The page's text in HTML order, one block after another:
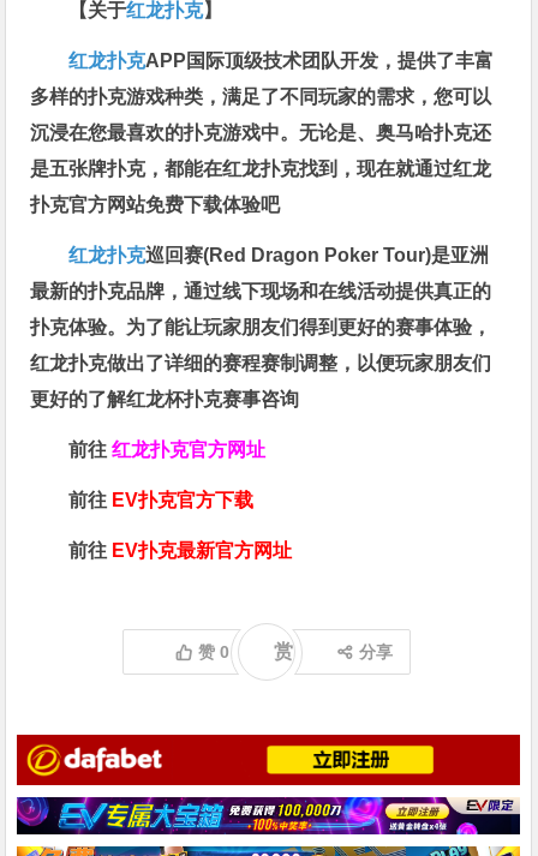
【关于红龙扑克】
红龙扑克APP国际顶级技术团队开发，提供了丰富
多样的扑克游戏种类，满足了不同玩家的需求，您可以
沉浸在您最喜欢的扑克游戏中。无论是、奥马哈扑克还
是五张牌扑克，都能在红龙扑克找到，现在就通过红龙
扑克官方网站免费下载体验吧
红龙扑克巡回赛​(Red Dragon Poker Tour)是亚洲
最新的扑克品牌，通过线下现场和在线活动提供真正的
扑克体验。为了能让玩家朋友们得到更好的赛事体验，
红龙扑克做出了详细的赛程赛制调整，以便玩家朋友们
更好的了解红龙杯扑克赛事咨询
前往红龙扑克官方网址
前往 EV扑克官方下载
前往 EV扑克最新官方网址
赞0 赏 分享